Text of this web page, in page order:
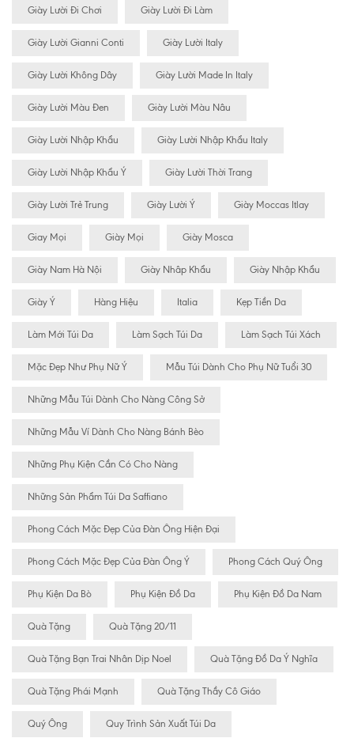
Giày Lười Đi Chơi Giày Lười Đi Làm
Giày Lười Gianni Conti Giày Lười Italy
Giày Lười Không Dây Giày Lười Made In Italy
Giày Lười Màu Đen Giày Lười Màu Nâu
Giày Lười Nhập Khẩu Giày Lười Nhập Khẩu Italy
Giày Lười Nhập Khẩu Ý Giày Lười Thời Trang
Giày Lười Trẻ Trung Giày Lười Ý Giày Moccas Itlay
Giay Mọi Giày Mọi Giày Mosca
Giày Nam Hà Nội Giày Nhâp Khẩu Giày Nhập Khẩu
Giày Ý Hàng Hiệu Italia Kẹp Tiền Da
Làm Mới Túi Da Làm Sạch Túi Da Làm Sạch Túi Xách
Mặc Đẹp Như Phụ Nữ Ý Mẫu Túi Dành Cho Phụ Nữ Tuổi 30
Những Mẫu Túi Dành Cho Nàng Công Sở
Những Mẫu Ví Dành Cho Nàng Bánh Bèo
Những Phụ Kiện Cần Có Cho Nàng
Những Sản Phẩm Túi Da Saffiano
Phong Cách Mặc Đẹp Của Đàn Ông Hiện Đại
Phong Cách Mặc Đẹp Của Đàn Ông Ý Phong Cách Quý Ông
Phụ Kiện Da Bò Phụ Kiện Đồ Da Phụ Kiện Đồ Da Nam
Quà Tặng Quà Tặng 20/11
Quà Tặng Bạn Trai Nhân Dịp Noel Quà Tặng Đồ Da Ý Nghĩa
Quà Tặng Phái Mạnh Quà Tặng Thầy Cô Giáo
Quý Ông Quy Trình Sản Xuất Túi Da